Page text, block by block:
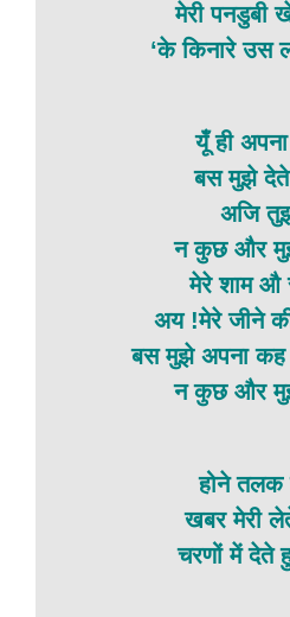
मेरी पनडुबी
‘के किनारे उस
यूँ ही
बस मुझे देते
अजि
न कुछ और
मेरे शाम औ
अय !मेरे जीने
बस मुझे अपना कह
न कुछ और
होने
खबर मेरी
चरणों में देते